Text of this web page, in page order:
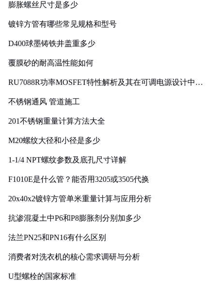
膨胀螺丝尺寸是多少
镀锌方管有哪些常见规格和型号
D400球墨铸铁井盖重多少
覆膜砂的耐高温性能如何
RU7088R功率MOSFET特性解析及其在可调电源设计中的
不锈钢通风 管道施工
201不锈钢重量计算方法大全
M20螺纹大径和小径是多少
1-1/4 NPT螺纹参数及底孔尺寸详解
F1010E是什么管？能否用3205或3505代换
20x40x2镀锌方管单米重量计算与应用分析
抗渗混凝土中P6和P8膨胀剂分别加多少
法兰PN25和PN16有什么区别
消费者对洗衣机的核心需求调研与分析
U型螺栓的国家标准